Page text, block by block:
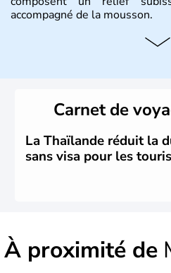
accompagné de la mousson.
Histoire et
Elle se lie avec la France, le
Unis sur des questions de
la chute de la Monarchie
aujourd'hui d'une nation
instable.
Carnet de
La Thaïlande réduit la
sans visa pour les
À proximité de